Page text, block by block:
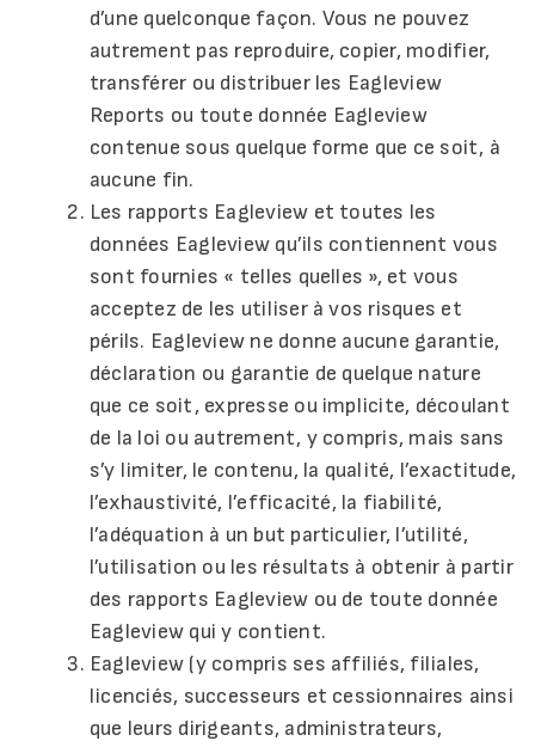
d’une quelconque façon. Vous ne pouvez
autrement pas reproduire, copier, modifier,
transférer ou distribuer les Eagleview
Reports ou toute donnée Eagleview
contenue sous quelque forme que ce soit, à
aucune fin.
Les rapports Eagleview et toutes les
données Eagleview qu’ils contiennent vous
sont fournies « telles quelles », et vous
acceptez de les utiliser à vos risques et
périls. Eagleview ne donne aucune garantie,
déclaration ou garantie de quelque nature
que ce soit, expresse ou implicite, découlant
de la loi ou autrement, y compris, mais sans
s’y limiter, le contenu, la qualité, l’exactitude,
l’exhaustivité, l’efficacité, la fiabilité,
l’adéquation à un but particulier, l’utilité,
l’utilisation ou les résultats à obtenir à partir
des rapports Eagleview ou de toute donnée
Eagleview qui y contient.
Eagleview (y compris ses affiliés, filiales,
licenciés, successeurs et cessionnaires ainsi
que leurs dirigeants, administrateurs,